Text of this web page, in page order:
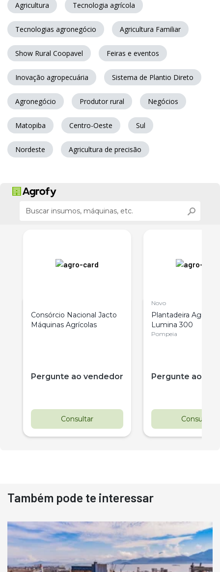
Agricultura Tecnologia agrícola
Tecnologias agronegócio Agricultura Familiar
Show Rural Coopavel Feiras e eventos
Inovação agropecuária Sistema de Plantio Direto
Agronegócio Produtor rural Negócios
Matopiba Centro-Oeste Sul
Nordeste Agricultura de precisão
Consórcio Nacional Jacto
Máquinas Agrícolas
Pergunte ao vendedor
Consultar
Novo
Plantadeira
Lumina 300
Pompeia
Pergunte ao
Consultar
Também pode te interessar